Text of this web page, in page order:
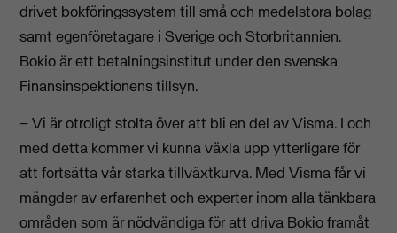
drivet bokföringssystem till små och medelstora bolag
samt egenföretagare i Sverige och Storbritannien.
Bokio är ett betalningsinstitut under den svenska
Finansinspektionens tillsyn.
– Vi är otroligt stolta över att bli en del av Visma. I och
med detta kommer vi kunna växla upp ytterligare för
att fortsätta vår starka tillväxtkurva. Med Visma får vi
mängder av erfarenhet och experter inom alla tänkbara
områden som är nödvändiga för att driva Bokio framåt